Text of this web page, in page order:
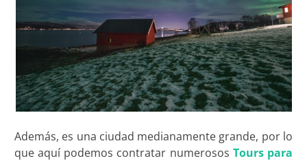
Además, es una ciudad medianamente grande, por lo
que aquí podemos contratar numerosos Tours para